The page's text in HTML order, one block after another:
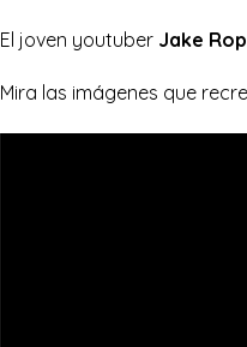
El joven youtuber Jake
Mira las imágenes que